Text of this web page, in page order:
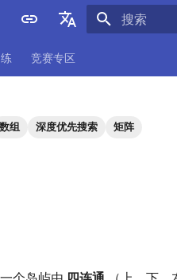
English
竞赛专区
数组 深度优先搜索 矩阵